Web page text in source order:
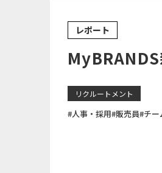
レポート
リクルートメント
#人事・採用#販売員#チー